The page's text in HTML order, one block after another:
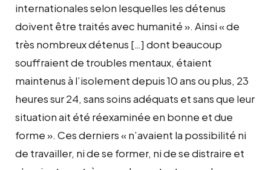
internationales selon lesquelles les détenus
doivent être traités avec humanité ». Ainsi « de
très nombreux détenus […] dont beaucoup
souffraient de troubles mentaux, étaient
maintenus à l’isolement depuis 10 ans ou plus, 23
heures sur 24, sans soins adéquats et sans que leur
situation ait été réexaminée en bonne et due
forme ». Ces derniers « n’avaient la possibilité ni
de travailler, ni de se former, ni de se distraire et